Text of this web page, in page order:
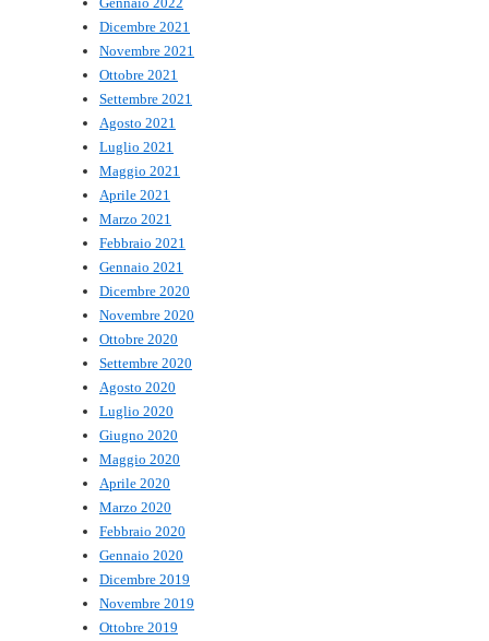
Dicembre 2021
Novembre 2021
Ottobre 2021
Settembre 2021
Agosto 2021
Luglio 2021
Maggio 2021
Aprile 2021
Marzo 2021
Febbraio 2021
Gennaio 2021
Dicembre 2020
Novembre 2020
Ottobre 2020
Settembre 2020
Agosto 2020
Luglio 2020
Giugno 2020
Maggio 2020
Aprile 2020
Marzo 2020
Febbraio 2020
Gennaio 2020
Dicembre 2019
Novembre 2019
Ottobre 2019